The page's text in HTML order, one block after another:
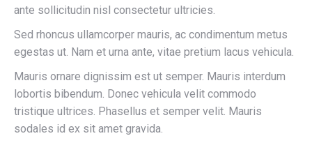
ante sollicitudin nisl consectetur ultricies.
Sed rhoncus ullamcorper mauris, ac condimentum metus
egestas ut. Nam et urna ante, vitae pretium lacus vehicula.
Mauris ornare dignissim est ut semper. Mauris interdum
lobortis bibendum. Donec vehicula velit commodo
tristique ultrices. Phasellus et semper velit. Mauris
sodales id ex sit amet gravida.